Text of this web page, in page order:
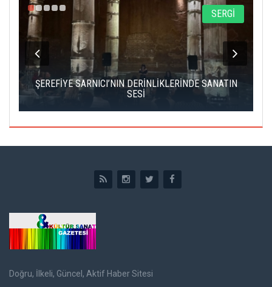
SERGİ
ŞEREFİYE SARNICI’NIN DERİNLİKLERİNDE SANATIN
SESİ
Doğru, İlkeli, Güncel, Aktif Haber Sitesi